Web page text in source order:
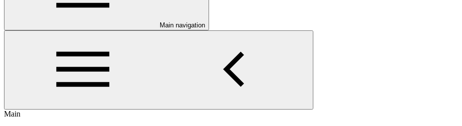
Main navigation
Main